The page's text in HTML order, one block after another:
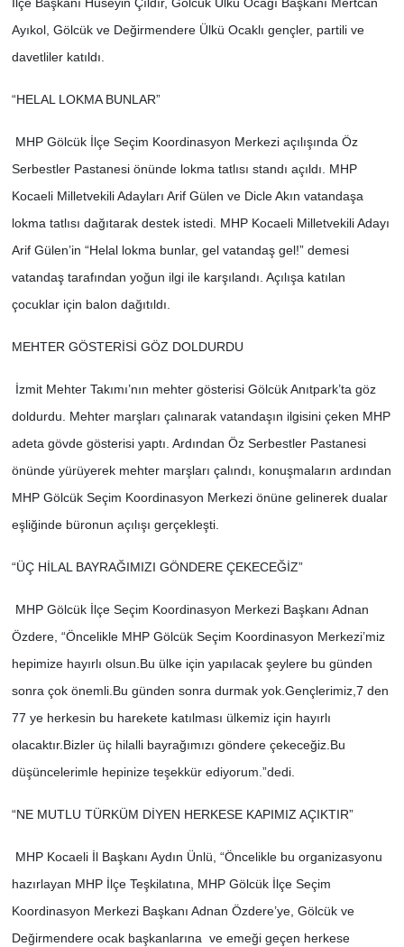
Ayıkol, Gölcük ve Değirmendere Ülkü Ocaklı gençler, partili ve
davetliler katıldı.
“HELAL LOKMA BUNLAR”
MHP Gölcük İlçe Seçim Koordinasyon Merkezi açılışında Öz
Serbestler Pastanesi önünde lokma tatlısı standı açıldı. MHP
Kocaeli Milletvekili Adayları Arif Gülen ve Dicle Akın vatandaşa
lokma tatlısı dağıtarak destek istedi. MHP Kocaeli Milletvekili Adayı
Arif Gülen’in “Helal lokma bunlar, gel vatandaş gel!” demesi
vatandaş tarafından yoğun ilgi ile karşılandı. Açılışa katılan
çocuklar için balon dağıtıldı.
MEHTER GÖSTERİSİ GÖZ DOLDURDU
İzmit Mehter Takımı’nın mehter gösterisi Gölcük Anıtpark’ta göz
doldurdu. Mehter marşları çalınarak vatandaşın ilgisini çeken MHP
adeta gövde gösterisi yaptı. Ardından Öz Serbestler Pastanesi
önünde yürüyerek mehter marşları çalındı, konuşmaların ardından
MHP Gölcük Seçim Koordinasyon Merkezi önüne gelinerek dualar
eşliğinde büronun açılışı gerçekleşti.
“ÜÇ HİLAL BAYRAĞIMIZI GÖNDERE ÇEKECEĞİZ”
MHP Gölcük İlçe Seçim Koordinasyon Merkezi Başkanı Adnan
Özdere, “Öncelikle MHP Gölcük Seçim Koordinasyon Merkezi’miz
hepimize hayırlı olsun.Bu ülke için yapılacak şeylere bu günden
sonra çok önemli.Bu günden sonra durmak yok.Gençlerimiz,7 den
77 ye herkesin bu harekete katılması ülkemiz için hayırlı
olacaktır.Bizler üç hilalli bayrağımızı göndere çekeceğiz.Bu
düşüncelerimle hepinize teşekkür ediyorum.”dedi.
“NE MUTLU TÜRKÜM DİYEN HERKESE KAPIMIZ AÇIKTIR”
MHP Kocaeli İl Başkanı Aydın Ünlü, “Öncelikle bu organizasyonu
hazırlayan MHP İlçe Teşkilatına, MHP Gölcük İlçe Seçim
Koordinasyon Merkezi Başkanı Adnan Özdere’ye, Gölcük ve
Değirmendere ocak başkanlarına ve emeği geçen herkese